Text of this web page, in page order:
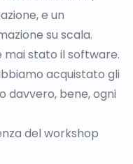
e un
su scala.
mai stato il software.
acquistato gli
davvero, bene, ogni
del workshop